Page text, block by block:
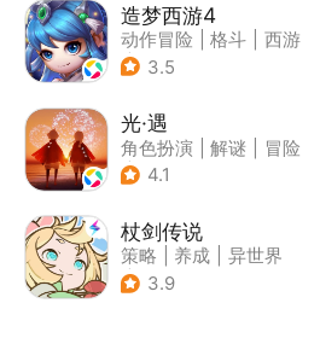
造梦西游4
动作冒险 格斗
西游
| 横版过关
3.5
光·遇
角色扮演 解谜
冒险
| 开放世界
4.1
杖剑传说
策略 养成
异世界
| 二次元
3.9